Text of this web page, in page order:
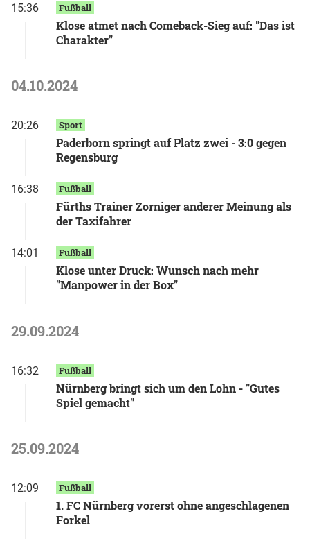
15:36 Fußball
Klose atmet nach Comeback-Sieg auf: "Das ist
Charakter"
04.10.2024
20:26 Sport
Paderborn springt auf Platz zwei - 3:0 gegen
Regensburg
16:38 Fußball
Fürths Trainer Zorniger anderer Meinung als
der Taxifahrer
14:01 Fußball
Klose unter Druck: Wunsch nach mehr
"Manpower in der Box"
29.09.2024
16:32 Fußball
Nürnberg bringt sich um den Lohn - "Gutes
Spiel gemacht"
25.09.2024
12:09 Fußball
1. FC Nürnberg vorerst ohne angeschlagenen
Forkel